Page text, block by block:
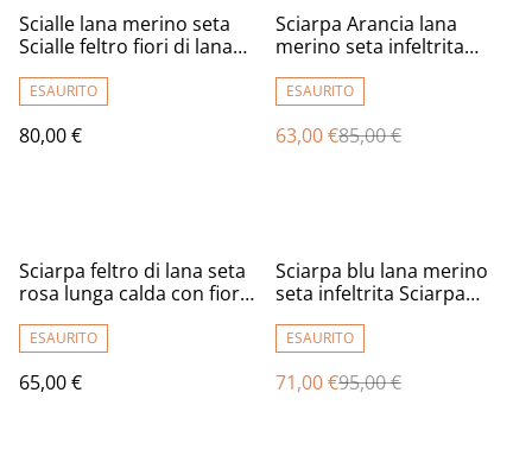
Scialle lana merino seta
Scialle feltro fiori di lana
infeltrimento warm blue
donna Regalo unico per le
donne
ESAURITO
80,00 €
%
Sciarpa Arancia lana
merino seta infeltrita
fatto a mano regali unici
per le donne Stile boho
chic
ESAURITO
63,00 €85,00 €
Sciarpa feltro di lana seta
rosa lunga calda con fiori
a mano
ESAURITO
65,00 €
%
Sciarpa blu lana merino
seta infeltrita Sciarpa
fiori di tulipano feltro fatto
a mano regali unici per le
donne
ESAURITO
71,00 €95,00 €